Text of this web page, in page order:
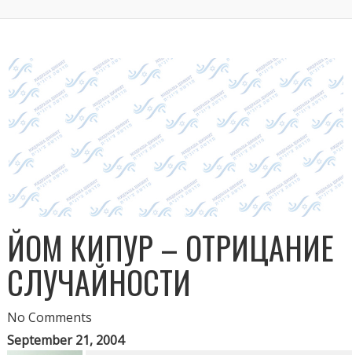
ЙОМ КИПУР – ОТРИЦАНИЕ
СЛУЧАЙНОСТИ
No Comments
September 21, 2004